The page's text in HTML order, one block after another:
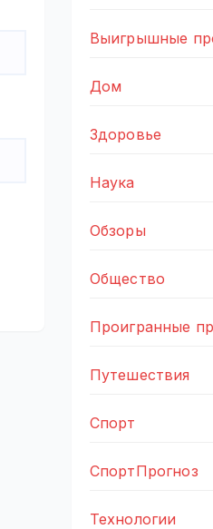
Выигрышные
Дом
Здоровье
Наука
Обзоры
Общество
Проигранные
Путешествия
Спорт
СпортПрогноз
Технологии